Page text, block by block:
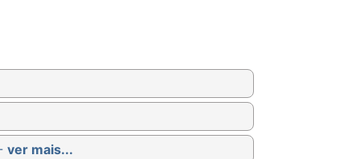
ver mais...